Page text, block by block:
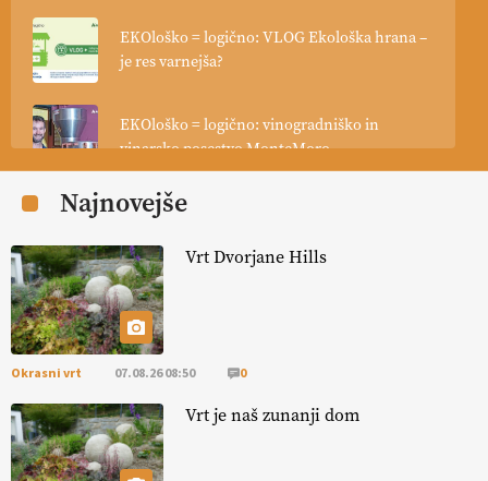
EKOloško = logično: VLOG Ekološka hrana –
je res varnejša?
EKOloško = logično: vinogradniško in
vinarsko posestvo MonteMoro
EKOloško = logično: ekološka kmetija
EKOloško = logično: ekološka kmetija
HOMAR
EKOloško = logično: VLOG Ekološko
kmetijstvo brez škropljenja?
EKOloško = logično: ekološka kmetija
Najnovejše
Vrt Dvorjane Hills
Okrasni vrt 07.08.26 08:50 0
Vrt je naš zunanji dom